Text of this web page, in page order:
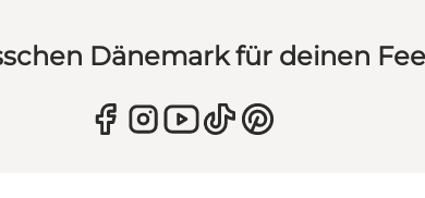
Dänemark für deinen